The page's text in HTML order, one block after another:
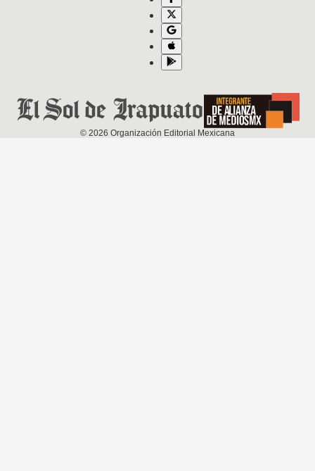
© 2026 Organización Editorial Mexicana